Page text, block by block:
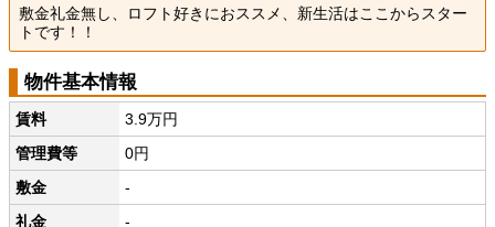
敷金礼金無し、ロフト好きにおススメ、新生活はここからスター
トです！！
物件基本情報
賃料
3.9万円
管理費等
0円
敷金
-
礼金
-